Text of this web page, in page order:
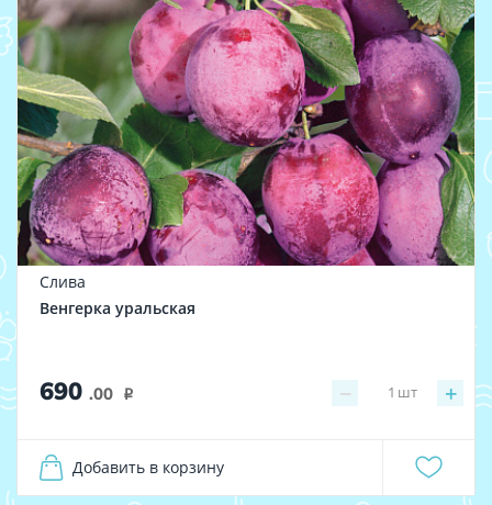
Слива
Венгерка уральская
690 .00 i − +
1 шт
Добавить в корзину